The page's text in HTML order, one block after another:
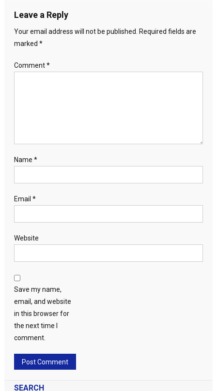
Leave a Reply
Your email address will not be published. Required fields are
marked *
Comment*
Name *
Email *
Website
Save my name,
email, and website
in this browser for
the next time I
comment.
SEARCH